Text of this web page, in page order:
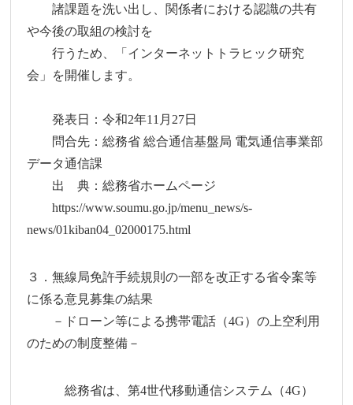
諸課題を洗い出し、関係者における認識の共有
や今後の取組の検討を
行うため、「インターネットトラヒック研究
会」を開催します。
発表日：令和2年11月27日
問合先：総務省 総合通信基盤局 電気通信事業部
データ通信課
出 典：総務省ホームページ
https://www.soumu.go.jp/menu_news/s-
news/01kiban04_02000175.html
３．無線局免許手続規則の一部を改正する省令案等
に係る意見募集の結果
－ドローン等による携帯電話（4G）の上空利用
のための制度整備－
総務省は、第4世代移動通信システム（4G）